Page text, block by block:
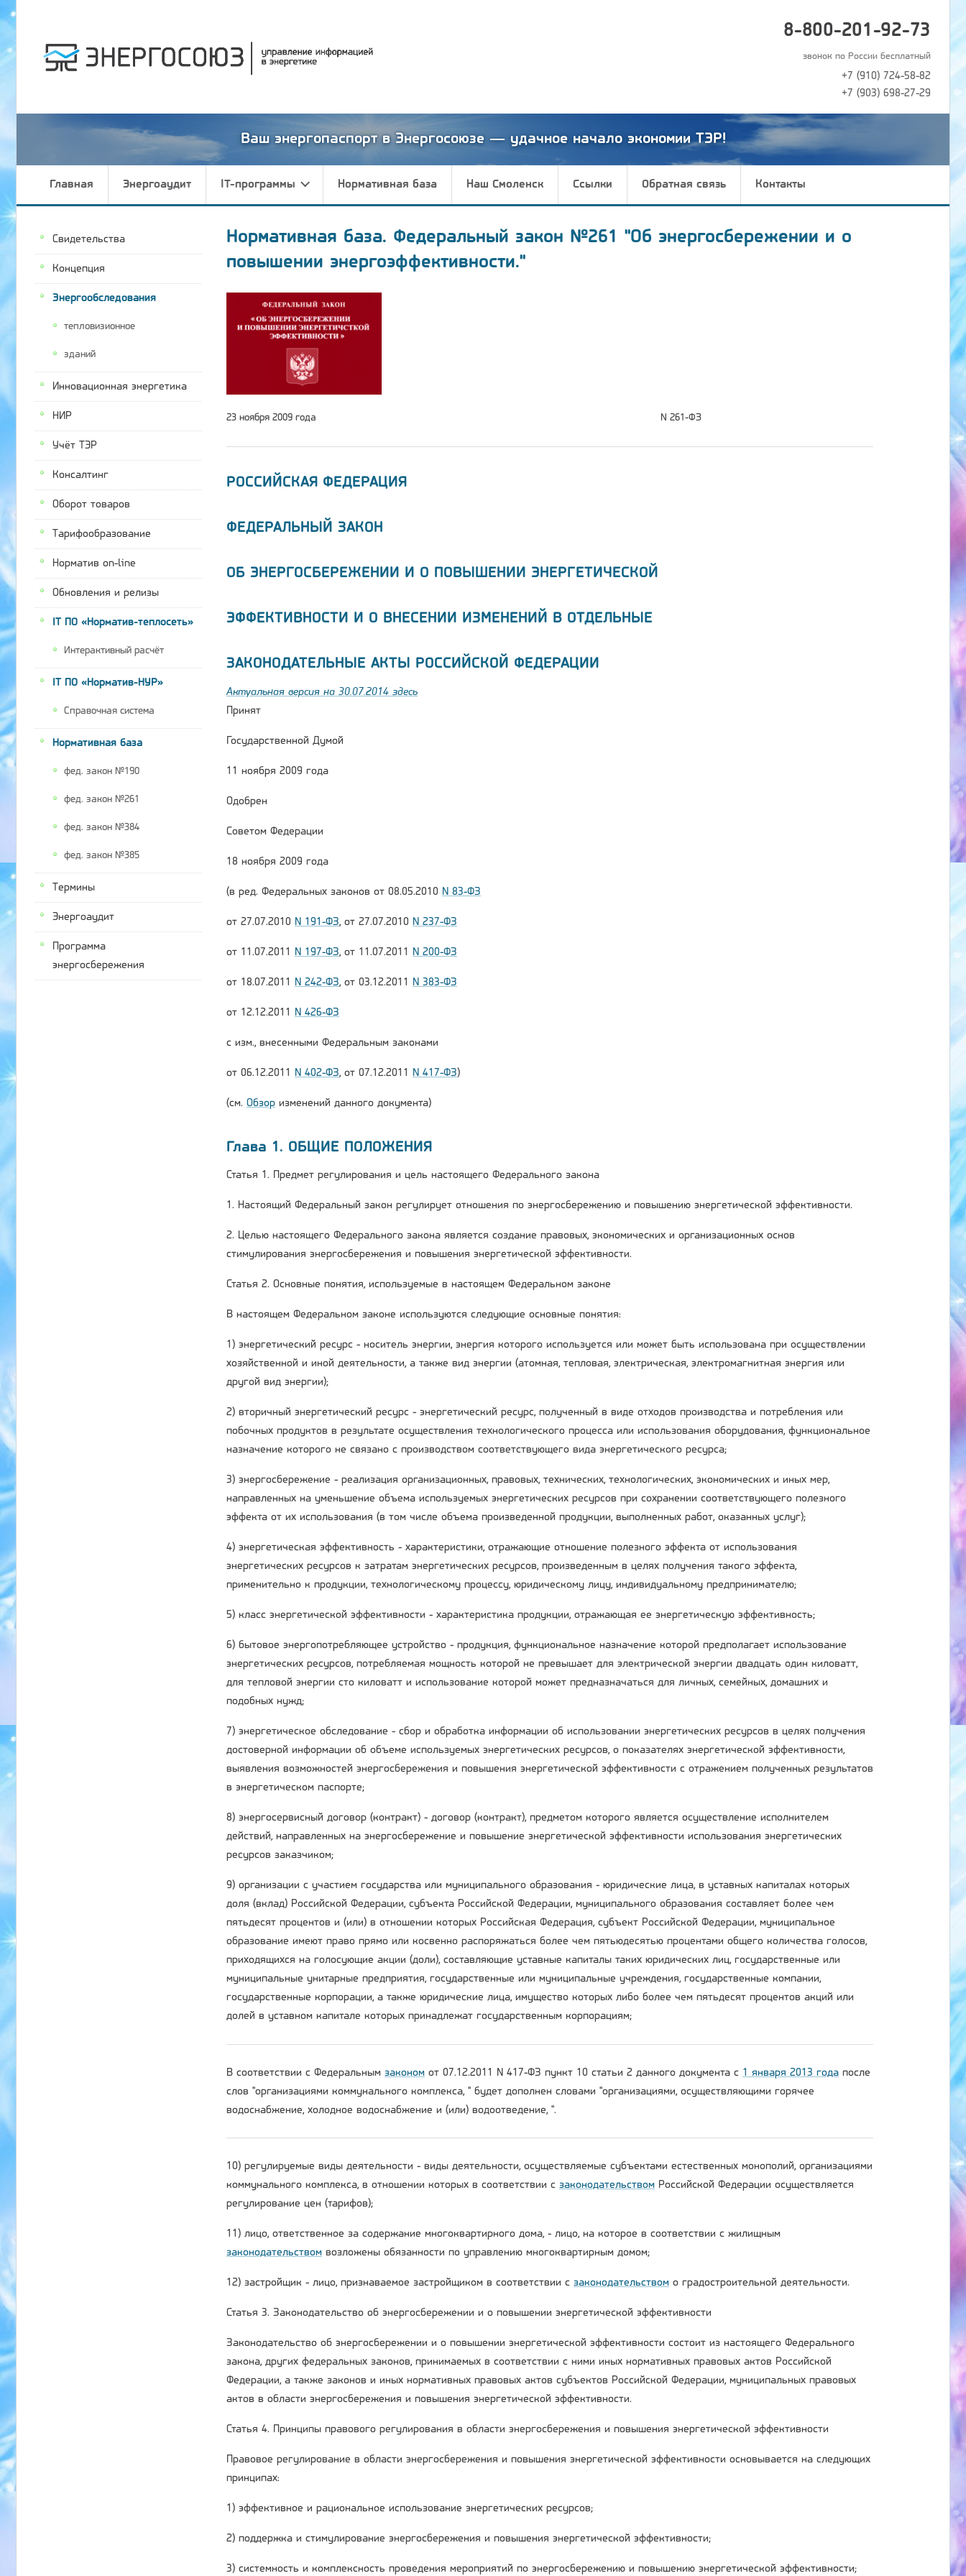
8-800-201-92-73
звонок по России бесплатный
+7 (910) 724-58-82
+7 (903) 698-27-29
Ваш энергопаспорт в Энергосоюзе — удачное начало экономии ТЭР!
Главная Энергоаудит IT-программы Нормативная база Наш Смоленск Ссылки Обратная связь Контакты
Свидетельства
Концепция
Энергообследования
тепловизионное
зданий
Инновационная энергетика
НИР
Учёт ТЭР
Консалтинг
Оборот товаров
Тарифообразование
Норматив on-line
Обновления и релизы
IT ПО «Норматив-теплосеть»
Интерактивный расчёт
IT ПО «Норматив-НУР»
Справочная система
Нормативная база
фед. закон №190
фед. закон №261
фед. закон №384
фед. закон №385
Термины
Энергоаудит
Программа
энергосбережения
Нормативная база. Федеральный закон №261 "Об энергосбережении и о
повышении энергоэффективности."
23 ноября 2009 года N 261-ФЗ
РОССИЙСКАЯ ФЕДЕРАЦИЯ
ФЕДЕРАЛЬНЫЙ ЗАКОН
ОБ ЭНЕРГОСБЕРЕЖЕНИИ И О ПОВЫШЕНИИ ЭНЕРГЕТИЧЕСКОЙ
ЭФФЕКТИВНОСТИ И О ВНЕСЕНИИ ИЗМЕНЕНИЙ В ОТДЕЛЬНЫЕ
ЗАКОНОДАТЕЛЬНЫЕ АКТЫ РОССИЙСКОЙ ФЕДЕРАЦИИ
Актуальная версия на 30.07.2014 здесь
Принят
Государственной Думой
11 ноября 2009 года
Одобрен
Советом Федерации
18 ноября 2009 года
(в ред. Федеральных законов от 08.05.2010 N 83-ФЗ
от 27.07.2010 N 191-ФЗ, от 27.07.2010 N 237-ФЗ
от 11.07.2011 N 197-ФЗ, от 11.07.2011 N 200-ФЗ
от 18.07.2011 N 242-ФЗ, от 03.12.2011 N 383-ФЗ
от 12.12.2011 N 426-ФЗ
с изм., внесенными Федеральным законами
от 06.12.2011 N 402-ФЗ, от 07.12.2011 N 417-ФЗ)
(см. Обзор изменений данного документа)
Глава 1. ОБЩИЕ ПОЛОЖЕНИЯ
Статья 1. Предмет регулирования и цель настоящего Федерального закона
1. Настоящий Федеральный закон регулирует отношения по энергосбережению и повышению энергетической эффективности.
2. Целью настоящего Федерального закона является создание правовых, экономических и организационных основ
стимулирования энергосбережения и повышения энергетической эффективности.
Статья 2. Основные понятия, используемые в настоящем Федеральном законе
В настоящем Федеральном законе используются следующие основные понятия:
1) энергетический ресурс - носитель энергии, энергия которого используется или может быть использована при осуществлении
хозяйственной и иной деятельности, а также вид энергии (атомная, тепловая, электрическая, электромагнитная энергия или
другой вид энергии);
2) вторичный энергетический ресурс - энергетический ресурс, полученный в виде отходов производства и потребления или
побочных продуктов в результате осуществления технологического процесса или использования оборудования, функциональное
назначение которого не связано с производством соответствующего вида энергетического ресурса;
3) энергосбережение - реализация организационных, правовых, технических, технологических, экономических и иных мер,
направленных на уменьшение объема используемых энергетических ресурсов при сохранении соответствующего полезного
эффекта от их использования (в том числе объема произведенной продукции, выполненных работ, оказанных услуг);
4) энергетическая эффективность - характеристики, отражающие отношение полезного эффекта от использования
энергетических ресурсов к затратам энергетических ресурсов, произведенным в целях получения такого эффекта,
применительно к продукции, технологическому процессу, юридическому лицу, индивидуальному предпринимателю;
5) класс энергетической эффективности - характеристика продукции, отражающая ее энергетическую эффективность;
6) бытовое энергопотребляющее устройство - продукция, функциональное назначение которой предполагает использование
энергетических ресурсов, потребляемая мощность которой не превышает для электрической энергии двадцать один киловатт,
для тепловой энергии сто киловатт и использование которой может предназначаться для личных, семейных, домашних и
подобных нужд;
7) энергетическое обследование - сбор и обработка информации об использовании энергетических ресурсов в целях получения
достоверной информации об объеме используемых энергетических ресурсов, о показателях энергетической эффективности,
выявления возможностей энергосбережения и повышения энергетической эффективности с отражением полученных результатов
в энергетическом паспорте;
8) энергосервисный договор (контракт) - договор (контракт), предметом которого является осуществление исполнителем
действий, направленных на энергосбережение и повышение энергетической эффективности использования энергетических
ресурсов заказчиком;
9) организации с участием государства или муниципального образования - юридические лица, в уставных капиталах которых
доля (вклад) Российской Федерации, субъекта Российской Федерации, муниципального образования составляет более чем
пятьдесят процентов и (или) в отношении которых Российская Федерация, субъект Российской Федерации, муниципальное
образование имеют право прямо или косвенно распоряжаться более чем пятьюдесятью процентами общего количества голосов,
приходящихся на голосующие акции (доли), составляющие уставные капиталы таких юридических лиц, государственные или
муниципальные унитарные предприятия, государственные или муниципальные учреждения, государственные компании,
государственные корпорации, а также юридические лица, имущество которых либо более чем пятьдесят процентов акций или
долей в уставном капитале которых принадлежат государственным корпорациям;
В соответствии с Федеральным законом от 07.12.2011 N 417-ФЗ пункт 10 статьи 2 данного документа с 1 января 2013 года после
слов "организациями коммунального комплекса, " будет дополнен словами "организациями, осуществляющими горячее
водоснабжение, холодное водоснабжение и (или) водоотведение, ".
10) регулируемые виды деятельности - виды деятельности, осуществляемые субъектами естественных монополий, организациями
коммунального комплекса, в отношении которых в соответствии с законодательством Российской Федерации осуществляется
регулирование цен (тарифов);
11) лицо, ответственное за содержание многоквартирного дома, - лицо, на которое в соответствии с жилищным
законодательством возложены обязанности по управлению многоквартирным домом;
12) застройщик - лицо, признаваемое застройщиком в соответствии с законодательством о градостроительной деятельности.
Статья 3. Законодательство об энергосбережении и о повышении энергетической эффективности
Законодательство об энергосбережении и о повышении энергетической эффективности состоит из настоящего Федерального
закона, других федеральных законов, принимаемых в соответствии с ними иных нормативных правовых актов Российской
Федерации, а также законов и иных нормативных правовых актов субъектов Российской Федерации, муниципальных правовых
актов в области энергосбережения и повышения энергетической эффективности.
Статья 4. Принципы правового регулирования в области энергосбережения и повышения энергетической эффективности
Правовое регулирование в области энергосбережения и повышения энергетической эффективности основывается на следующих
принципах:
1) эффективное и рациональное использование энергетических ресурсов;
2) поддержка и стимулирование энергосбережения и повышения энергетической эффективности;
3) системность и комплексность проведения мероприятий по энергосбережению и повышению энергетической эффективности;